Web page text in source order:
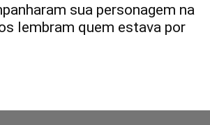
sua personagem na
lembram quem estava por